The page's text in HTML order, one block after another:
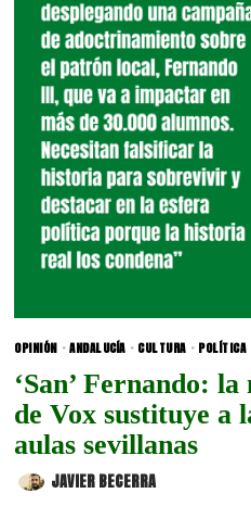
OPINIÓN · ANDALUCÍA · CULTURA · POLÍTICA
‘San’ Fernando:
de Vox sustituye a
aulas sevillanas
JAVIER BECERRA